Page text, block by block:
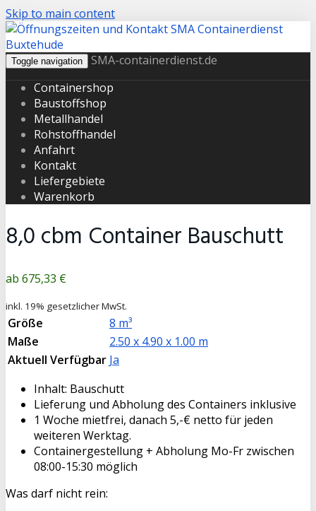
Skip to main content
Toggle navigation
SMA-containerdienst.de
Containershop
Baustoffshop
Metallhandel
Rohstoffhandel
Anfahrt
Kontakt
Liefergebiete
Warenkorb
8,0 cbm Container Bauschutt
Produktpreis
675,33 €
inkl. 19% gesetzlicher MwSt.
Größe
8 m³
Maße
2.50 x 4.90 x 1.00 m
Aktuell Verfügbar Ja
Inhalt: Bauschutt
Lieferung und Abholung des Containers inklusive
1 Woche mietfrei, danach 5,-€ netto für jeden
weiteren Werktag.
Containergestellung + Abholung Mo-Fr zwischen
08:00-15:30 möglich
Was darf nicht rein: